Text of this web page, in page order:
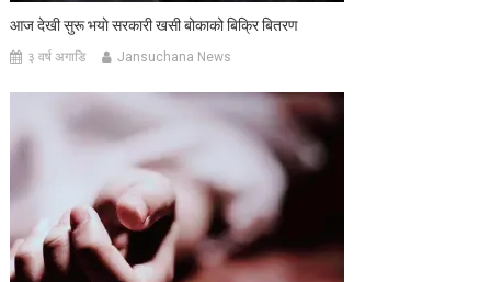
आज देखी सुरू भयाे सरकारी खसी बोकाको बिक्रि बितरण
३ वर्ष अगाडि Jansuchana News